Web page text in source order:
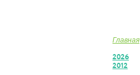
Главная
2026
2012